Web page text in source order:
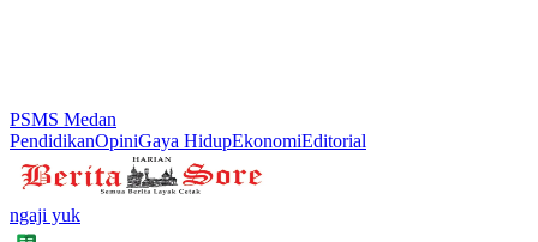
PSMS Medan
PendidikanOpiniGaya HidupEkonomiEditorial
ngaji yuk